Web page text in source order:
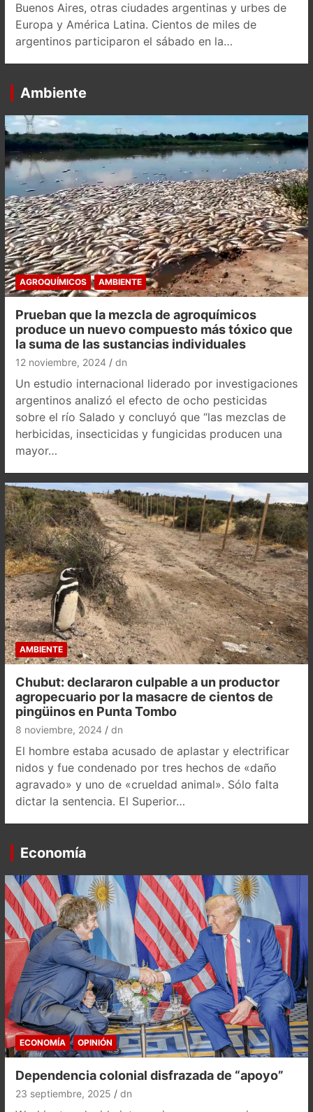
Buenos Aires, otras ciudades argentinas y urbes de
Europa y América Latina. Cientos de miles de
argentinos participaron el sábado en la…
Ambiente
AGROQUÍMICOS AMBIENTE
Prueban que la mezcla de agroquímicos
produce un nuevo compuesto más tóxico que
la suma de las sustancias individuales
12 noviembre, 2024 dn
Un estudio internacional liderado por investigaciones
argentinos analizó el efecto de ocho pesticidas
sobre el río Salado y concluyó que “las mezclas de
herbicidas, insecticidas y fungicidas producen una
mayor…
AMBIENTE
Chubut: declararon culpable a un productor
agropecuario por la masacre de cientos de
pingüinos en Punta Tombo
8 noviembre, 2024 dn
El hombre estaba acusado de aplastar y electrificar
nidos y fue condenado por tres hechos de «daño
agravado» y uno de «crueldad animal». Sólo falta
dictar la sentencia. El Superior…
Economía
ECONOMÍA OPINIÓN
Dependencia colonial disfrazada de “apoyo”
23 septiembre, 2025 dn